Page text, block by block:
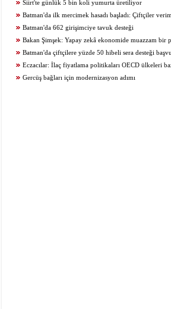
Siirt'te günlük 5 bin koli yumurta üretiliyor
Batman'da ilk mercimek hasadı başladı: Çiftçiler
maliyetlerden şikâyetçi
Batman'da 662 girişimciye tavuk desteği
Bakan Şimşek: Yapay zekâ ekonomide muazzam bir
sahiptirBatman'da çiftçilere yüzde 50 hibeli sera desteği
Eczacılar: İlaç fiyatlama politikaları OECD ülkeleri
belirlenmeli
Gercüş bağları için modernizasyon adımı